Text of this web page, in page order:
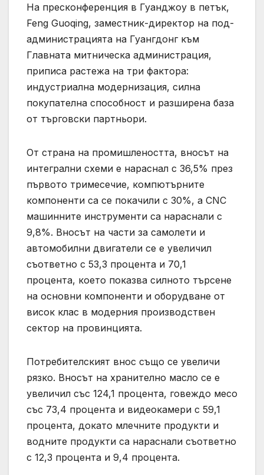
На пресконференция в Гуанджоу в петък,
Feng Guoqing, заместник-директор на под-
администрацията на Гуангдонг към
Главната митническа администрация,
приписа растежа на три фактора:
индустриална модернизация, силна
покупателна способност и разширена база
от търговски партньори.
От страна на промишлеността, вносът на
интегрални схеми е нараснал с 36,5% през
първото тримесечие, компютърните
компоненти са се покачили с 30%, а CNC
машинните инструменти са нараснали с
9,8%. Вносът на части за самолети и
автомобилни двигатели се е увеличил
съответно с 53,3 процента и 70,1
процента, което показва силното търсене
на основни компоненти и оборудване от
висок клас в модерния производствен
сектор на провинцията.
Потребителският внос също се увеличи
рязко. Вносът на хранително масло се е
увеличил със 124,1 процента, говеждо месо
със 73,4 процента и видеокамери с 59,1
процента, докато млечните продукти и
водните продукти са нараснали съответно
с 12,3 процента и 9,4 процента.